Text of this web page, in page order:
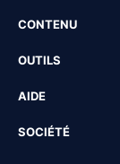
CONTENU
OUTILS
AIDE
SOCIÉTÉ